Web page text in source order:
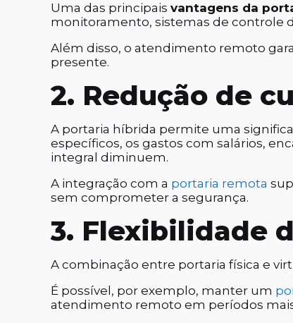
Uma das principais vantagens da
monitoramento, sistemas de controle
Além disso, o atendimento remoto
presente.
2. Redução de
A portaria híbrida permite uma
específicos, os gastos com salários,
integral diminuem.
A integração com a portaria remota
sem comprometer a segurança.
3. Flexibilidade
A combinação entre portaria física e
É possível, por exemplo, manter um
atendimento remoto em períodos